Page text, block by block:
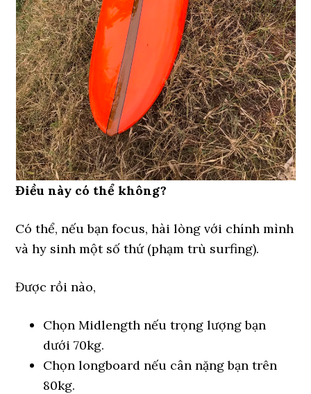
Điều này có thể không?
Có thể, nếu bạn focus, hài lòng với chính mình
và hy sinh một số thứ (phạm trù surfing).
Được rồi nào,
Chọn Midlength nếu trọng lượng bạn
dưới 70kg.
Chọn longboard nếu cân nặng bạn trên
80kg.